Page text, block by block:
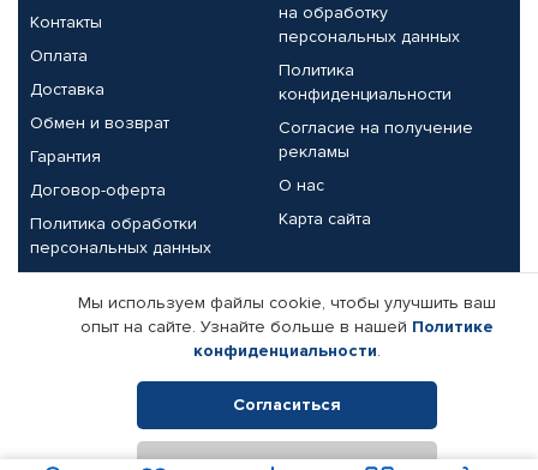
Контакты
Оплата
Доставка
Обмен и возврат
Гарантия
Договор-оферта
Политика обработки
персональных данных
на обработку
персональных данных
Политика
конфиденциальности
Согласие на получение
рекламы
О нас
Карта сайта
Партнерам
Корпоративным клиентам
Поставщикам
Реквизиты компании
Мы используем файлы cookie, чтобы улучшить ваш
опыт на сайте. Узнайте больше в нашей Политике
конфиденциальности.
Согласиться
Отклонить